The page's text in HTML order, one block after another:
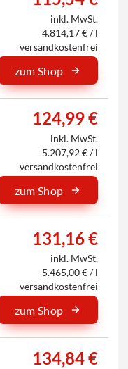
inkl. MwSt.
4.814,17 € / l
versandkostenfrei
zum Shop
124,99 €
inkl. MwSt.
5.207,92 € / l
versandkostenfrei
zum Shop
131,16 €
inkl. MwSt.
5.465,00 € / l
versandkostenfrei
zum Shop
134,84 €